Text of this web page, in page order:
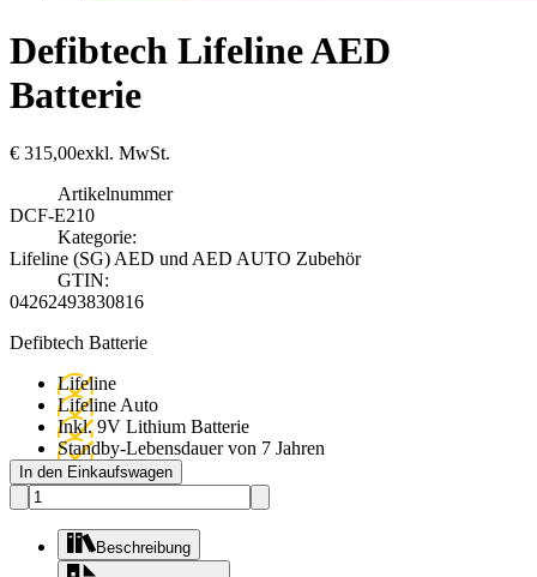
Defibtech Lifeline AED
Batterie
€ 315,00exkl. MwSt.
Artikelnummer
DCF-E210
Kategorie:
Lifeline (SG) AED und AED AUTO Zubehör
GTIN:
04262493830816
Defibtech Batterie
Lifeline
Lifeline Auto
Inkl. 9V Lithium Batterie
Standby-Lebensdauer von 7 Jahren
In den Einkaufswagen
Beschreibung